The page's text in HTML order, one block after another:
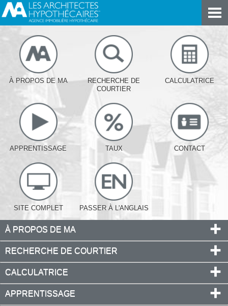
À PROPOS DE MA
RECHERCHE DE
COURTIER
CALCULATRICE
APPRENTISSAGE TAUX CONTACT
SITE COMPLET PASSER À L'ANGLAIS
À PROPOS DE MA
RECHERCHE DE COURTIER
CALCULATRICE
APPRENTISSAGE